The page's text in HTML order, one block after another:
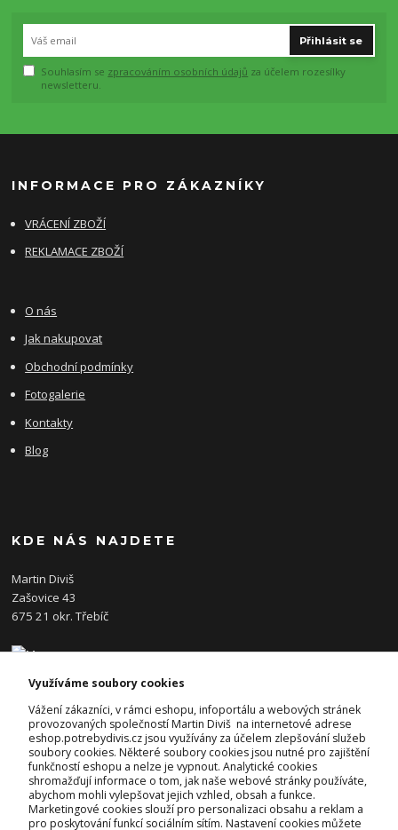
Přihlásit se
Souhlasím se zpracováním osobních údajů za účelem rozesílky
newsletteru.
INFORMACE PRO ZÁKAZNÍKY
VRÁCENÍ ZBOŽÍ
REKLAMACE ZBOŽÍ
O nás
Jak nakupovat
Obchodní podmínky
Fotogalerie
Kontakty
Blog
KDE NÁS NAJDETE
Martin Diviš
Zašovice 43
675 21 okr. Třebíč
KONTAKTY
Josef Diviš
+420 728 382 742
(Po-Pá, 7-17hod.)
prodejna@potrebydivis.cz
Využíváme soubory cookies
Vážení zákazníci, v rámci eshopu, infoportálu a webových stránek
provozovaných společností Martin Diviš na internetové adrese
eshop.potrebydivis.cz jsou využívány za účelem zlepšování služeb
soubory cookies. Některé soubory cookies jsou nutné pro zajištění
funkčností eshopu a nelze je vypnout. Analytické cookies
shromažďují informace o tom, jak naše webové stránky používáte,
abychom mohli vylepšovat jejich vzhled, obsah a funkce.
Marketingové cookies slouží pro personalizaci obsahu a reklam a
pro poskytování funkcí sociálním sítím. Nastavení cookies můžete